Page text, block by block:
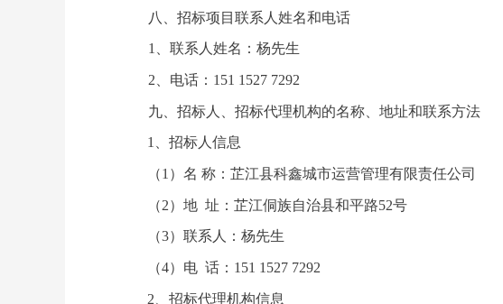
八、招标项目联系人姓名和电话
1、联系人姓名： 杨先生
2、电话： 151 1527 7292
九、招标人、招标代理机构的名称、地址和联系方法
1 、招标人信息
（1）名 称：芷江县科鑫城市运营管理有限
（2）地 址：芷江侗族自治县和平路52号
（3）联系人 ：杨先生
（4）电 话： 151 1527 7292
2 、招标代理机构信息